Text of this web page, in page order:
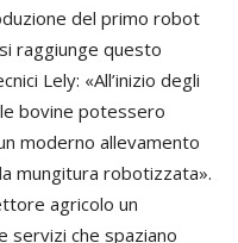
del primo robot
raggiunge questo
Lely: «All’inizio degli
bovine potessero
moderno allevamento
mungitura robotizzata».
agricolo un
che spaziano